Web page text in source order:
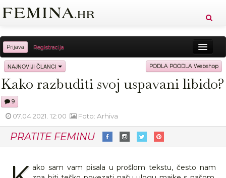
Prijava Registracija
Sreća Zdravlje Vitkost
Moda Ljubav Relax Putovanja Recepti
NAJNOVIJI ČLANCI PODLA POODLA Webshop
Kako razbuditi svoj uspavani libido?
9
07.04.2021. 12:00 Foto: Arhiva
PRATITE FEMINU
ako sam vam pisala u prošlom tekstu, često nam